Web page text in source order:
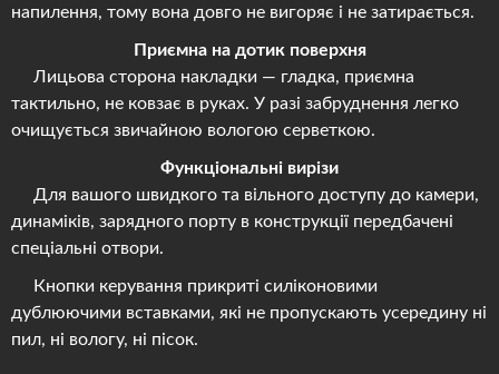
напилення, тому вона довго не вигоряє і не затирається.
Приємна на дотик поверхня
Лицьова сторона накладки — гладка, приємна
тактильно, не ковзає в руках. У разі забруднення легко
очищується звичайною вологою серветкою.
Функціональні вирізи
Для вашого швидкого та вільного доступу до камери,
динаміків, зарядного порту в конструкції передбачені
спеціальні отвори.
Кнопки керування прикриті силіконовими
дублюючими вставками, які не пропускають усередину ні
пил, ні вологу, ні пісок.